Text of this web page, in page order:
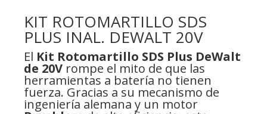
KIT ROTOMARTILLO SDS
PLUS INAL. DEWALT 20V
El Kit Rotomartillo SDS Plus DeWalt
de 20V rompe el mito de que las
herramientas a batería no tienen
fuerza. Gracias a su mecanismo de
ingeniería alemana y un motor